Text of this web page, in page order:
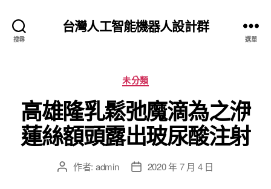
搜尋
台灣人工智能機器人設計群
選單
分
類
未分類
高雄隆乳鬆弛魔滴為之洢
蓮絲額頭露出玻尿酸注射
文 作者: admin
文 2020 年 7 月 4 日